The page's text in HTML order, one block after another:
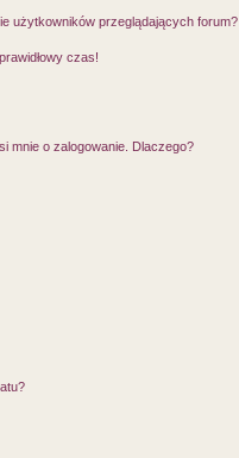
użytkowników przeglądających forum?
czas!
mnie o zalogowanie. Dlaczego?